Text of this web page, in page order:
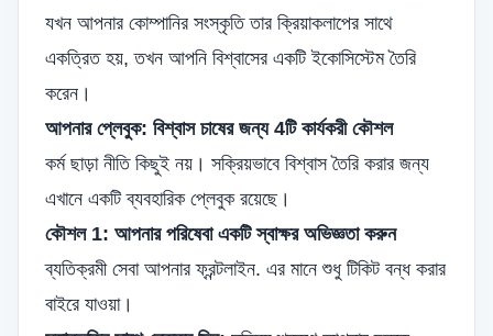
যখন আপনার কোম্পানির সংস্কৃতি তার ক্রিয়াকলাপের সাথে
একত্রিত হয়, তখন আপনি বিশ্বাসের একটি ইকোসিস্টেম তৈরি
করেন।
আপনার প্লেবুক: বিশ্বাস চাষের জন্য 4টি কার্যকরী কৌশল
কর্ম ছাড়া নীতি কিছুই নয়। সক্রিয়ভাবে বিশ্বাস তৈরি করার জন্য
এখানে একটি ব্যবহারিক প্লেবুক রয়েছে।
কৌশল 1: আপনার পরিষেবা একটি স্বাক্ষর অভিজ্ঞতা করুন
ব্যতিক্রমী সেবা আপনার ফ্রন্টলাইন. এর মানে শুধু টিকিট বন্ধ করার
বাইরে যাওয়া।